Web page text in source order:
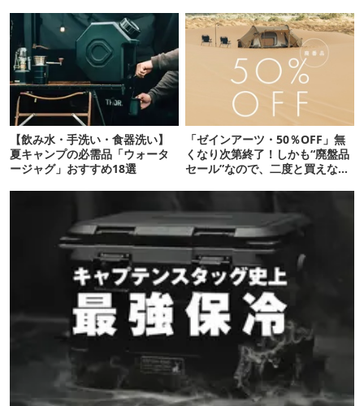
【飲み水・手洗い・食器洗い】
夏キャンプの必需品「ウォータ
ージャグ」おすすめ18選
「ゼインアーツ・50％OFF」無
くなり次第終了！しかも“廃盤品
セール”なので、二度と買えない